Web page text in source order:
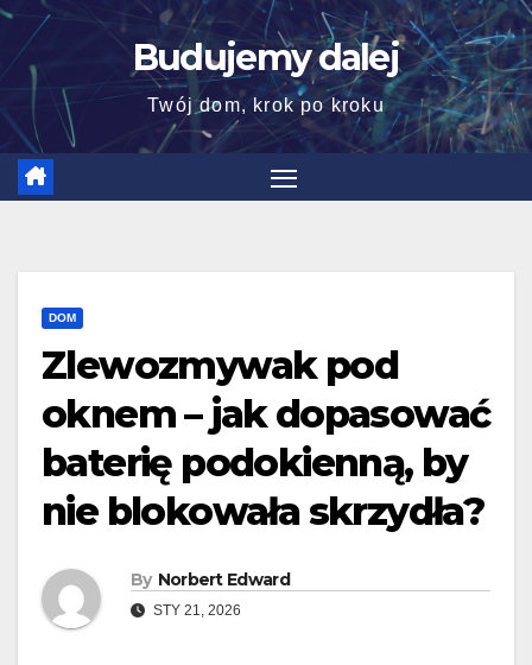
Skip
content
Budujemy dalej
Twój dom, krok po kroku
DOM
Zlewozmywak pod
oknem – jak dopasować
baterię podokienną, by
nie blokowała skrzydła?
By Norbert Edward
STY 21, 2026